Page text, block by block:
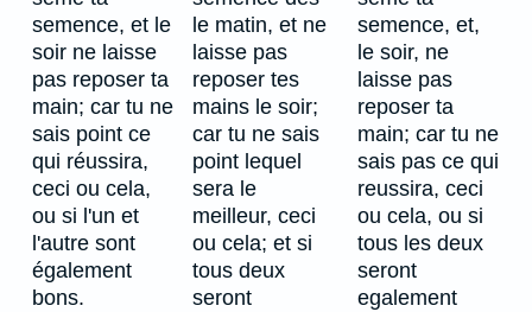
semence, et le
soir ne laisse
pas reposer ta
main; car tu ne
sais point ce
qui réussira,
ceci ou cela,
ou si l'un et
l'autre sont
également
bons.
le matin, et ne
laisse pas
reposer tes
mains le soir;
car tu ne sais
point lequel
sera le
meilleur, ceci
ou cela; et si
tous deux
seront
semence, et,
le soir, ne
laisse pas
reposer ta
main; car tu ne
sais pas ce qui
reussira, ceci
ou cela, ou si
tous les deux
seront
egalement